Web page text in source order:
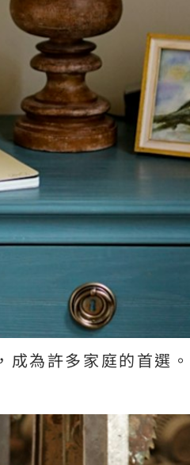
為許多家庭的首選